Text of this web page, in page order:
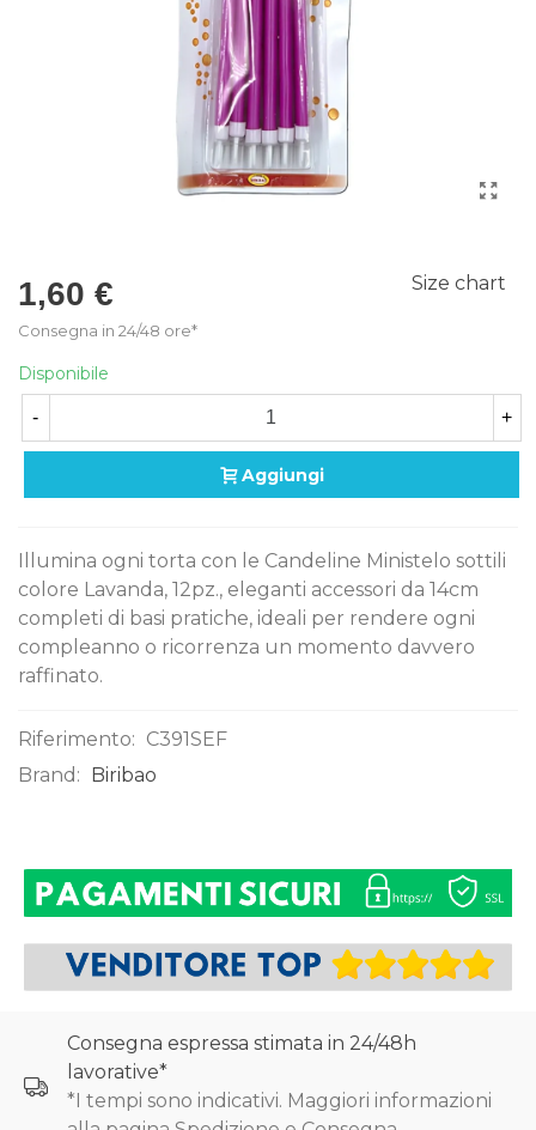
1,60 €
Consegna in 24/48 ore*
Size chart
Disponibile
- +
Aggiungi
Illumina ogni torta con le Candeline Ministelo sottili
colore Lavanda, 12pz., eleganti accessori da 14cm
completi di basi pratiche, ideali per rendere ogni
compleanno o ricorrenza un momento davvero
raffinato.
Riferimento: C391SEF
Brand:
Biribao
Consegna espressa stimata in 24/48h
lavorative*
*I tempi sono indicativi. Maggiori informazioni